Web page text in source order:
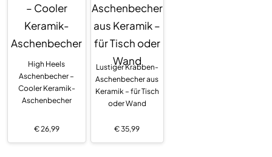
High Heels
Aschenbecher –
Cooler Keramik-
Aschenbecher
€26,99
Lustiger Krabben-
Aschenbecher aus
Keramik – für Tisch
oder Wand
€35,99